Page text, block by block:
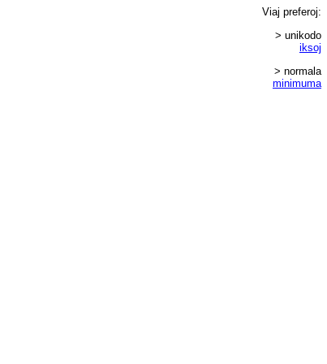
Viaj preferoj:
> unikodo
iksoj
> normala
minimuma